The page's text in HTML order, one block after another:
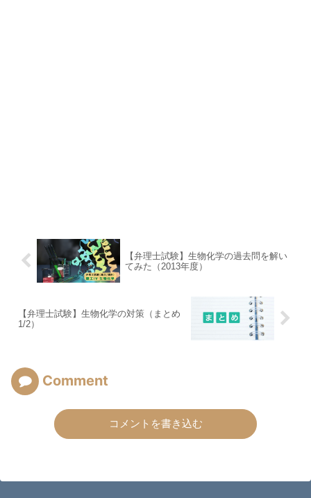
【弁理士試験】生物化学の過去問を解い
てみた（2013年度）
【弁理士試験】生物化学の対策（まとめ
1/2）
Comment
コメントを書き込む